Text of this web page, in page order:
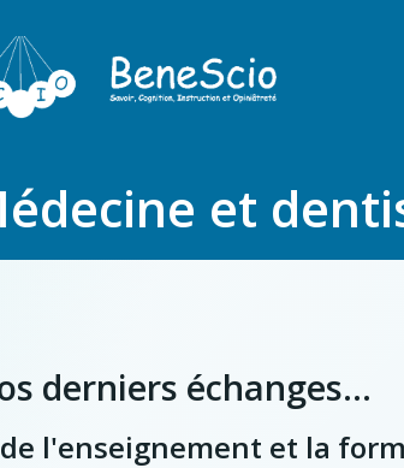
et
derniers échanges...
de l'enseignement et la